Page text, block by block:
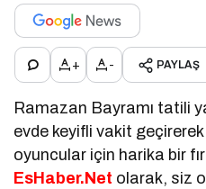
+ - PAYLAŞ
Ramazan Bayramı tatili
evde keyifli vakit
oyuncular için harika bir
EsHaber.Net olarak, siz